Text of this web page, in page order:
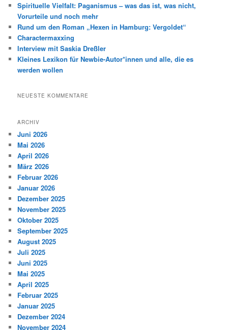
n
Spirituelle Vielfalt: Paganismus – was das ist, was nicht,
Vorurteile und noch mehr
Rund um den Roman „Hexen in Hamburg: Vergoldet“
Charactermaxxing
Interview mit Saskia Dreßler
Kleines Lexikon für Newbie-Autor*innen und alle, die es
werden wollen
NEUESTE KOMMENTARE
ARCHIV
Juni 2026
Mai 2026
April 2026
März 2026
Februar 2026
Januar 2026
Dezember 2025
November 2025
Oktober 2025
September 2025
August 2025
Juli 2025
Juni 2025
Mai 2025
April 2025
Februar 2025
Januar 2025
Dezember 2024
November 2024